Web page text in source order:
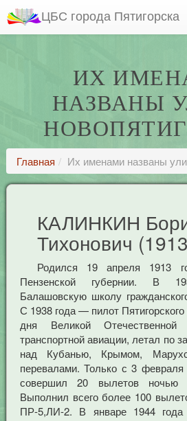
ЦБС города Пятигорска
ИХ
НАЗВАНЫ
Главная Их именами названы
КАЛИНКИН
Тихонович
Родился 19 апреля 1913
Пензенской губернии. В
Балашовскую школу
С 1938 года — пилот
дня Великой
транспортной авиации, летал по
над Кубанью, Крымом,
перевалами. Только с 3
совершил 20 вылетов ночью
Выполнил всего более 100
ПР-5,ЛИ-2. В январе 1944 года